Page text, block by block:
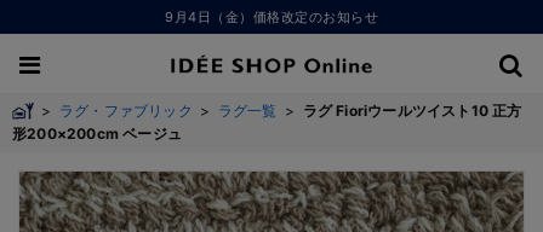
9月4日（金）価格改定のお知らせ
> ラグ・ファブリック > ラグ一覧 > ラグ Fioriウールツイスト10 正方
形200×200cm ベージュ